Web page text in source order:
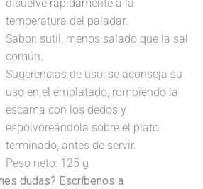
disuelve rápidamente a la
temperatura del paladar.
Sabor: sutil, menos salado que la sal
común.
Sugerencias de uso: se aconseja su
uso en el emplatado, rompiendo la
escama con los dedos y
espolvoreándola sobre el plato
terminado, antes de servir.
Peso neto: 125 g
dudas? Escríbenos a